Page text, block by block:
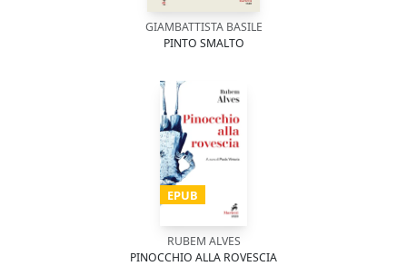
GIAMBATTISTA BASILE
PINTO SMALTO
EPUB
RUBEM ALVES
PINOCCHIO ALLA ROVESCIA